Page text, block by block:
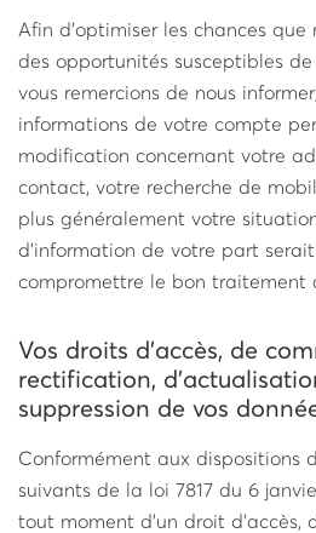
Afin d’optimiser les chances que
des opportunités susceptibles de
vous remercions de nous
informations de votre compte
modification concernant votre
contact, votre recherche de
plus généralement votre
d’information de votre part
compromettre le bon traitement
Vos droits d’accès, de
rectification,
suppression de vos
Conformément aux dispositions
suivants de la loi 78­17 du 6
tout moment d’un droit d’accès,